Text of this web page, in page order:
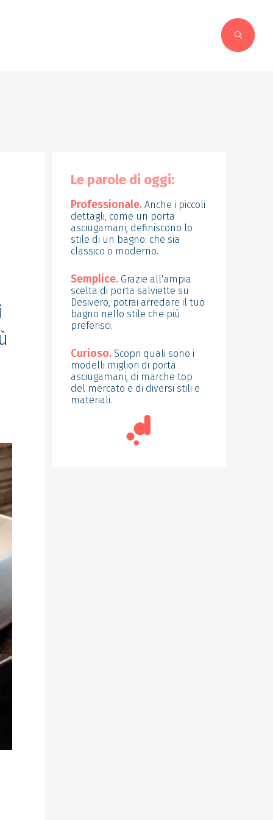
Le parole di oggi:
Professionale.Anche i piccoli
dettagli, come un porta
asciugamani, definiscono lo
stile di un bagno: che sia
classico o moderno.
Semplice.Grazie all'ampia
scelta di porta salviette su
Desivero, potrai arredare il tuo
bagno nello stile che più
preferisci.
Curioso.Scopri quali sono i
modelli migliori di porta
asciugamani, di marche top
del mercato e di diversi stili e
materiali.